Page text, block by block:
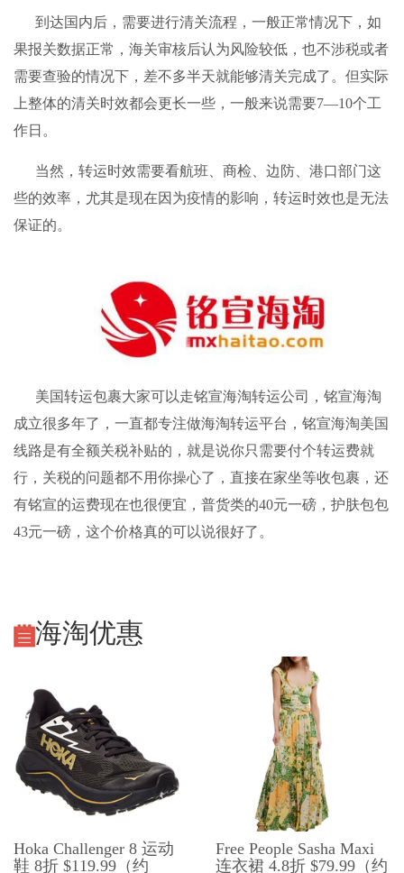
到达国内后，需要进行清关流程，一般正常情况下，如
果报关数据正常，海关审核后认为风险较低，也不涉税或者
需要查验的情况下，差不多半天就能够清关完成了。但实际
上整体的清关时效都会更长一些，一般来说需要7—10个工
作日。
当然，转运时效需要看航班、商检、边防、港口部门这
些的效率，尤其是现在因为疫情的影响，转运时效也是无法
保证的。
美国转运包裹大家可以走铭宣海淘转运公司， 铭宣海淘
成立很多年了，一直都专注做海淘转运平台，铭宣海淘美国
线路是有全额关税补贴的，就是说你只需要付个转运费就
行，关税的问题都不用你操心了，直接在家坐等收包裹，还
有铭宣的运费现在也很便宜，普货类的40元一磅，护肤包包
43元一磅，这个价格真的可以说很好了。
海淘优惠
Hoka Challenger 8 运动
鞋 8折 $119.99（约
Free People Sasha Maxi
连衣裙 4.8折 $79.99（约